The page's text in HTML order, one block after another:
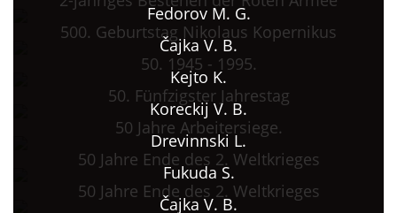
Fedorov M. G.
500. Geburtstag Nikolaus Kopernikus
Čajka V. B.
50. 1945 - 1995.
Kejto K.
50. Fünfzigster Jahrestag
Koreckij V. B.
50 Jahre Arbeitersiege.
Drevinnski L.
50 Jahre Ende des 2. Weltkrieges
Fukuda S.
50 Jahre Ende des 2. Weltkrieges
Čajka V. B.